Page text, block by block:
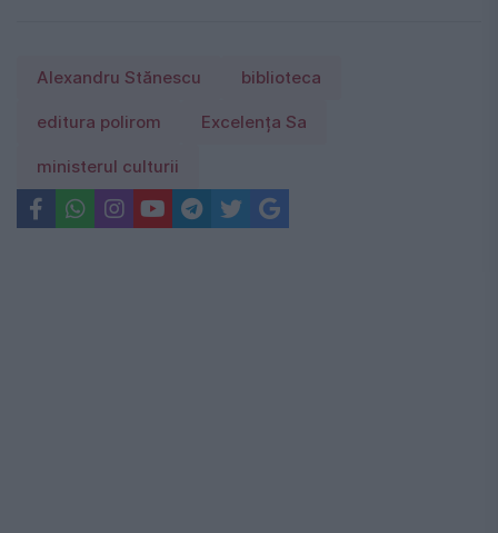
Alexandru Stănescu biblioteca
editura polirom Excelența Sa
ministerul culturii